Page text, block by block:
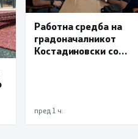
Работна средба на
градоначалникот
Костадиновски со
пред 1 ч.